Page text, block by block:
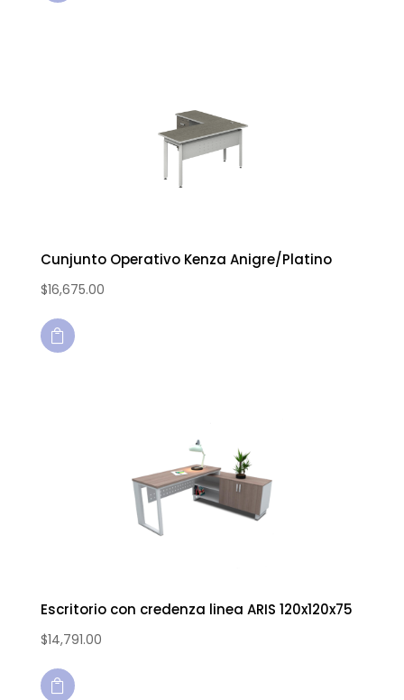
Cunjunto Operativo Kenza Anigre/Platino
$16,675.00

Escritorio con credenza linea ARIS 120x120x75
$14,791.00
